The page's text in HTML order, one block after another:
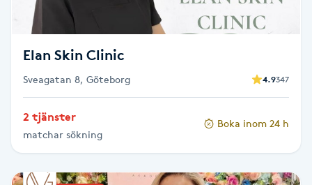
Hyaluronsyra
Hyperhidros
Hypnos
Hårborttagning
Elan Skin Clinic
Sveagatan 8, Göteborg 4.9347
2 tjänster
matchar sökning
Boka inom 24 h